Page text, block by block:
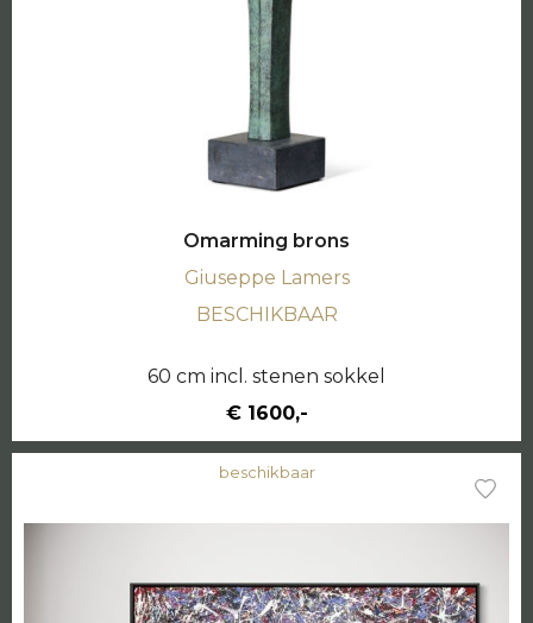
Omarming brons
Giuseppe Lamers
BESCHIKBAAR
60 cm incl. stenen sokkel
€ 1600,-
beschikbaar